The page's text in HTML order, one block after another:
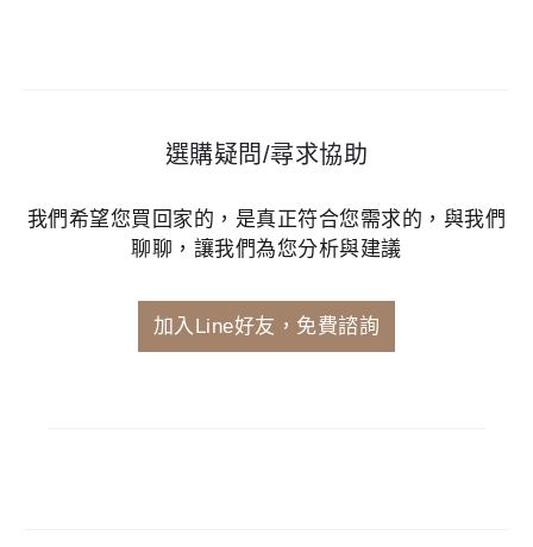
選購疑問/尋求協助
我們希望您買回家的，是真正符合您需求的，與我們
聊聊，讓我們為您分析與建議
加入Line好友，免費諮詢